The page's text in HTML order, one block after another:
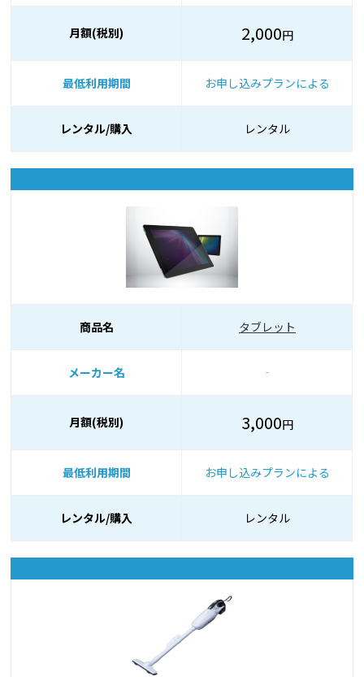
月額(税別) 2,000円
最低利用期間 お申し込みプランによる
レンタル/購入 レンタル
商品名 タブレット
メーカー名 ‐
月額(税別) 3,000円
最低利用期間 お申し込みプランによる
レンタル/購入 レンタル